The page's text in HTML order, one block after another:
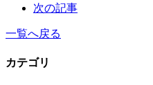
次の記事
一覧へ戻る
カテゴリ